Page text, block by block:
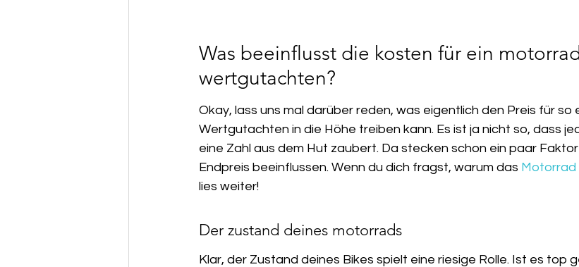
Was beeinflusst die kosten für ein
wertgutachten?
Okay, lass uns mal darüber reden, was eigentlich den Preis für so
Wertgutachten in die Höhe treiben kann. Es ist ja nicht so, dass
eine Zahl aus dem Hut zaubert. Da stecken schon ein paar
Endpreis beeinflussen. Wenn du dich fragst, warum das
lies weiter!
Der zustand deines motorrads
Klar, der Zustand deines Bikes spielt eine riesige Rolle. Ist es top